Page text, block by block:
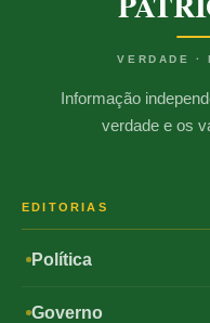
VERDADE ·
Informação
verdade e os
EDITORIAS
Política
Governo